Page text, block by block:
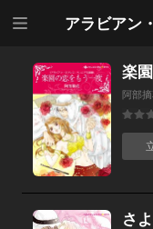
アラビアン
阿部